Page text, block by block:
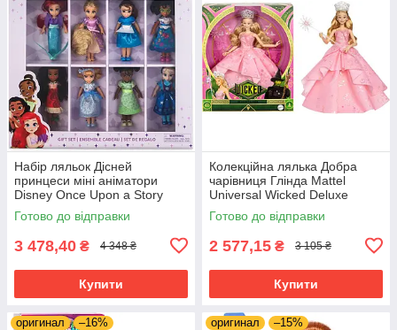
Набір ляльок Дісней
принцеси міні аніматори
Disney Once Upon a Story
Mini Doll Gift Set
Готово до відправки
3 478,40 ₴ 4 348 ₴
Купити
Колекційна лялька Добра
чарівниця Глінда Mattel
Universal Wicked Deluxe
Glinda Fashion Doll JLG46
Готово до відправки
2 577,15 ₴ 3 105 ₴
Купити
оригинал –16% оригинал –15%